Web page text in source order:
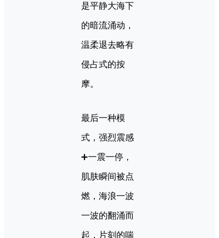
是平静大海下
的暗流涌动，
温柔退去略有
侵占式的按
摩。
最后一种模
式，强烈震感
➕一震一停，
肌肤瞬间被点
燃，海浪一波
一波的翻涌而
起，片刻的喘